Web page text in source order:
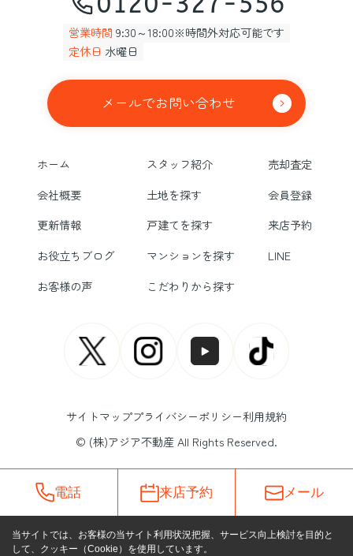
営業時間 9:30～18:00※時間外対応可能です
定休日 水曜日
メールでお問い合わせ
ホーム スタッフ紹介
売却査定
会社概要
土地を探す
会員登録
更新情報
戸建てを探す
来店予約
お役立ちブログ
マンションを探す
LINE
お客様の声
こだわりから探す
サイトマッププライバシーポリシー利用規約
© (株)アジア不動産 All Rights Reserved.
電話 来店予約 メール
当サイトでは、お客様の当サイト利用状況把握、サービス向上検討を目的と
して、クッキー（Cookie）を使用しています。